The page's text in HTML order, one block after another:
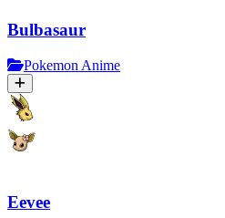
Bulbasaur
Pokemon Anime
Eevee